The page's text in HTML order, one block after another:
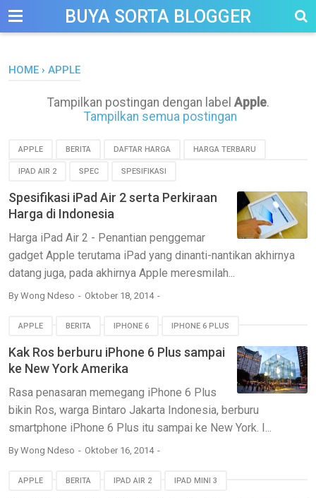
--> BUYA SORTA BLOGGER
HOME › APPLE
Tampilkan postingan dengan label Apple.
Tampilkan semua postingan
APPLE BERITA DAFTAR HARGA HARGA TERBARU
IPAD AIR 2 SPEC SPESIFIKASI
Spesifikasi iPad Air 2 serta Perkiraan
Harga di Indonesia
Harga iPad Air 2 - Penantian penggemar
gadget Apple terutama iPad yang dinanti-nantikan akhirnya
datang juga, pada akhirnya Apple meresmilah...
By Wong Ndeso Oktober 18, 2014
APPLE BERITA IPHONE 6 IPHONE 6 PLUS
Kak Ros berburu iPhone 6 Plus sampai
ke New York Amerika
Rasa penasaran memegang iPhone 6 Plus
bikin Ros, warga Bintaro Jakarta Indonesia, berburu
smartphone iPhone 6 Plus itu sampai ke New York. I...
By Wong Ndeso Oktober 16, 2014
APPLE BERITA IPAD AIR 2 IPAD MINI 3